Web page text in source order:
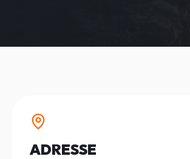
ADRESSE